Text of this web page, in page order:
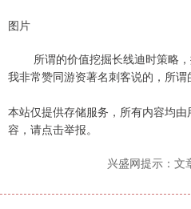
图片
所谓的价值挖掘长线迪时策略，
我非常赞同游资著名刺客说的，所谓
本站仅提供存储服务，所有内容均
容，请点击举报。
兴盛网提示：文